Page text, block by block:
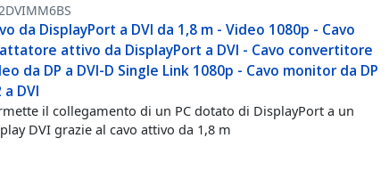
da DisplayPort a DVI da 1,8 m - Video 1080p - Cavo
attivo da DisplayPort a DVI - Cavo convertitore
da DP a DVI-D Single Link 1080p - Cavo monitor da DP
a DVI
il collegamento di un PC dotato di DisplayPort a un
DVI grazie al cavo attivo da 1,8 m